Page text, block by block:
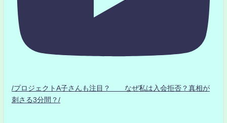
/プロジェクトA子さんも注目？ なぜ私は入会拒否？真相が
刺さる3分間？/